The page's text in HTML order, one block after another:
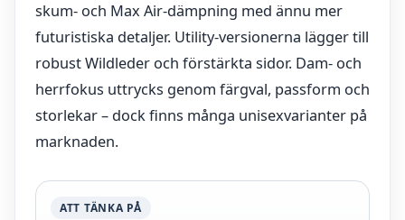
skum- och Max Air-dämpning med ännu mer
futuristiska detaljer. Utility-versionerna lägger till
robust Wildleder och förstärkta sidor. Dam- och
herrfokus uttrycks genom färgval, passform och
storlekar – dock finns många unisexvarianter på
marknaden.
ATT TÄNKA PÅ